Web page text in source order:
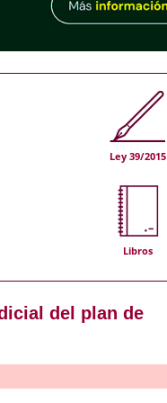
Ley 39/2015
Libros
del plan de